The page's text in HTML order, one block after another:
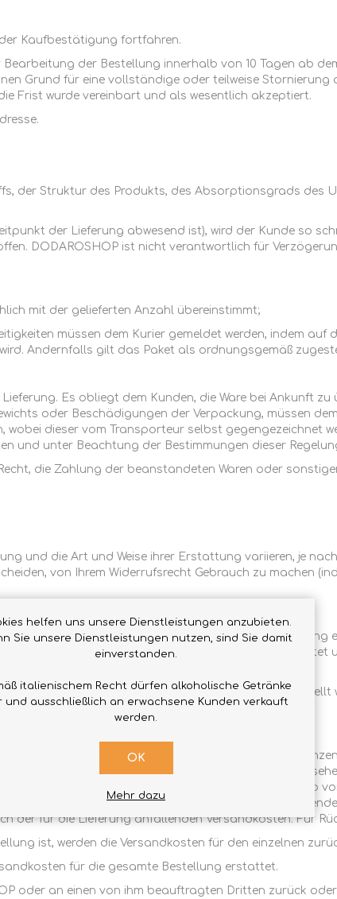
Kaufbestätigung fortfahren.
der Bestellung innerhalb von 10 Tagen ab
Grund für eine vollständige oder teilweise
Frist wurde vereinbart und als wesentlich akzeptiert.
der Struktur des Produkts, des Absorptionsgrads des
der Lieferung abwesend ist), wird der Kunde so
DODAROSHOP ist nicht verantwortlich für
mit der gelieferten Anzahl übereinstimmt;
müssen dem Kurier gemeldet werden, indem auf
Andernfalls gilt das Paket als ordnungsgemäß
Es obliegt dem Kunden, die Ware bei Ankunft
oder Beschädigungen der Verpackung, müssen
wobei dieser vom Transporteur selbst gegengezeichnet
und unter Beachtung der Bestimmungen dieser
die Zahlung der beanstandeten Waren oder
und die Art und Weise ihrer Erstattung variieren, je
von Ihrem Widerrufsrecht Gebrauch zu machen
defekt sind:
beschädigt oder defekt ist oder nicht Ihrer
die Versandkosten für den Erhalt des Artikels erstattet
oder defekt. Für den Fall, dass kein Mangel
zu stellen.
Widerrufsrecht in den Fällen und innerhalb der
der im selben Verbrauchergesetzbuch
206/2005 muss der Verbraucher diese Waren innerhalb
Mitteilung des Widerrufs an DODAROSHOP
der für die Lieferung anfallenden Versandkosten. Für
ist, werden die Versandkosten für den einzelnen
für die gesamte Bestellung erstattet.
oder an einen von ihm beauftragten Dritten zurück
helfen uns unsere Dienstleistungen anzubieten.
Sie unsere Dienstleistungen nutzen, sind Sie damit
einverstanden.
italienischem Recht dürfen alkoholische Getränke
und ausschließlich an erwachsene Kunden verkauft
werden.
OK
Mehr dazu